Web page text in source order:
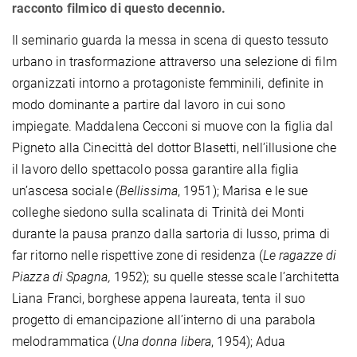
racconto filmico di questo decennio.
Il seminario guarda la messa in scena di questo tessuto
urbano in trasformazione attraverso una selezione di film
organizzati intorno a protagoniste femminili, definite in
modo dominante a partire dal lavoro in cui sono
impiegate. Maddalena Cecconi si muove con la figlia dal
Pigneto alla Cinecittà del dottor Blasetti, nell’illusione che
il lavoro dello spettacolo possa garantire alla figlia
un’ascesa sociale (Bellissima, 1951); Marisa e le sue
colleghe siedono sulla scalinata di Trinità dei Monti
durante la pausa pranzo dalla sartoria di lusso, prima di
far ritorno nelle rispettive zone di residenza (Le ragazze di
Piazza di Spagna, 1952); su quelle stesse scale l’architetta
Liana Franci, borghese appena laureata, tenta il suo
progetto di emancipazione all’interno di una parabola
melodrammatica (Una donna libera, 1954); Adua